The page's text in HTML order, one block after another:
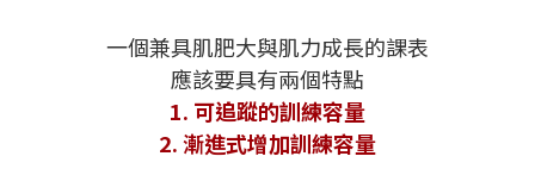
一個兼具肌肥大與肌力成長的課表
應該要具有兩個特點
1. 可追蹤的訓練容量
2. 漸進式增加訓練容量